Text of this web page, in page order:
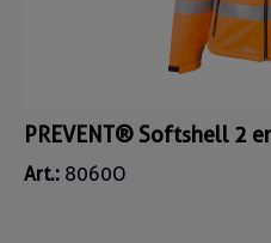
PREVENT® Softshell 2
Art.: 8060O